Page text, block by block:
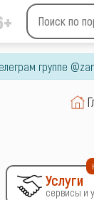
Type 2 or
for results.
группе
Услуги
сервисы и